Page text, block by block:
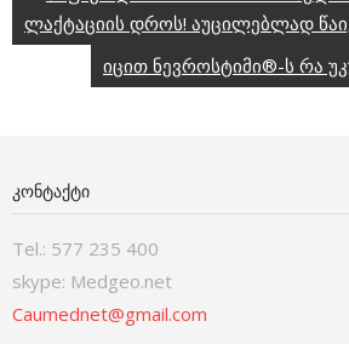
ლაქტაციის დროს! აუცილებლად
იცით ნევროსტიმი®-ს რა
ᲙᲝᲜᲢᲐᲥᲢᲘ
Tel.: 577 235 400
skype: Medgeo.net
Caumednet@gmail.com